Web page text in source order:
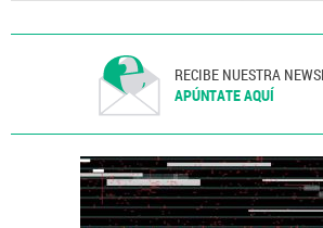
RECIBE NUESTRA
APÚNTATE AQUÍ